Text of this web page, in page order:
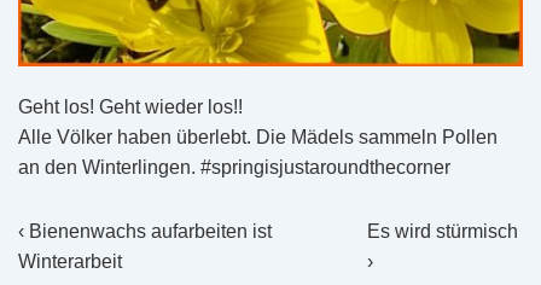
Geht los! Geht wieder los!!
Alle Völker haben überlebt. Die Mädels sammeln Pollen
an den Winterlingen. #springisjustaroundthecorner
Beitragsnavigation
Vorheriger
Beitrag
‹ Bienenwachs aufarbeiten ist
Winterarbeit
Nächster
Beitrag
Es wird stürmisch
›